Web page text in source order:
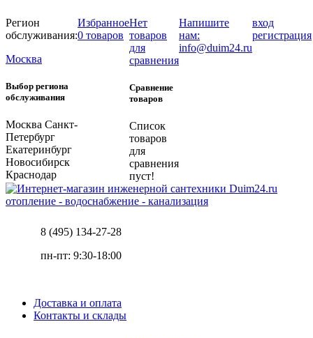
Регион
обслуживания:
Москва
Выбор региона
обслуживания
Москва Санкт-
Петербург
Екатеринбург
Новосибирск
Краснодар
Избранное
0 товаров
Нет
товаров
для
сравнения
Сравнение
товаров
Список
товаров
для
сравнения
пуст!
Напишите
нам:
info@duim24.ru
вход
регистрация
отопление - водоснабжение - канализация
8 (495) 134-27-28
пн-пт: 9:30-18:00
Доставка и оплата
Контакты и склады